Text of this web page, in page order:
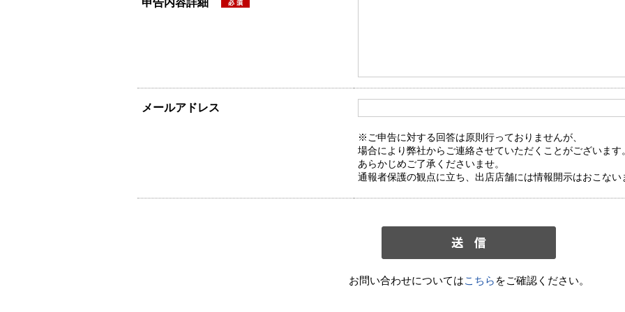
申告内容詳細
メールアドレス
※ご申告に対する回答は原則行っておりませんが、
場合により弊社からご連絡させていただくことがございます。
あらかじめご了承くださいませ。
通報者保護の観点に立ち、出店店舗には情報開示はおこない
お問い合わせについてはこちら をご確認ください。